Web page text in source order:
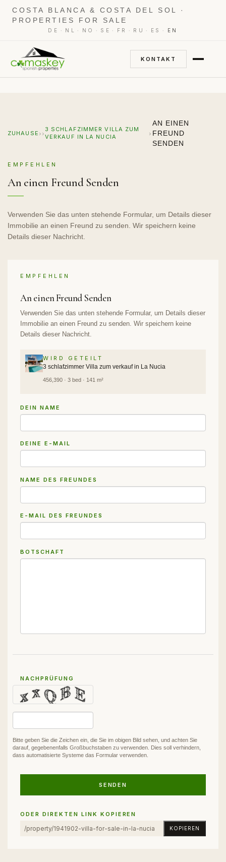
COSTA BLANCA & COSTA DEL SOL ·
PROPERTIES FOR SALE
DE · NL · NO · SE · FR · RU · ES · EN
KONTAKT
ZUHAUSE ›› 3 SCHLAFZIMMER VILLA ZUM
VERKAUF IN LA NUCIA
›
AN EINEN
FREUND
SENDEN
EMPFEHLEN
An einen Freund Senden
Verwenden Sie das unten stehende Formular, um Details dieser
Immobilie an einen Freund zu senden. Wir speichern keine
Details dieser Nachricht.
EMPFEHLEN
An einen Freund Senden
Verwenden Sie das unten stehende Formular, um Details dieser
Immobilie an einen Freund zu senden. Wir speichern keine
Details dieser Nachricht.
WIRD GETEILT
3 schlafzimmer Villa zum verkauf in La Nucia
456,390 · 3 bed · 141 m²
DEIN NAME
DEINE E-MAIL
NAME DES FREUNDES
E-MAIL DES FREUNDES
BOTSCHAFT
NACHPRÜFUNG
Bitte geben Sie die Zeichen ein, die Sie im obigen Bild sehen, und achten Sie
darauf, gegebenenfalls Großbuchstaben zu verwenden. Dies soll verhindern,
dass automatisierte Systeme das Formular verwenden.
SENDEN
ODER DIREKTEN LINK KOPIEREN
KOPIEREN